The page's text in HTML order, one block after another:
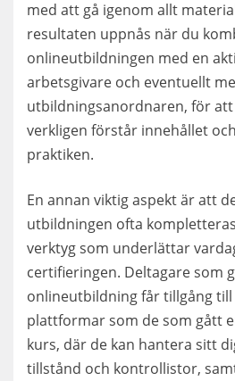
med att gå igenom allt
resultaten uppnås när du
onlineutbildningen med en
arbetsgivare och eventuellt
utbildningsanordnaren, för
verkligen förstår innehållet
praktiken.
En annan viktig aspekt är att
utbildningen ofta
verktyg som underlättar
certifieringen. Deltagare som
onlineutbildning får tillgång
plattformar som de som gått
kurs, där de kan hantera sitt
tillstånd och kontrollistor,